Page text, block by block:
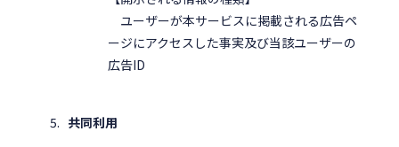
ユーザーが本サービスに掲載される広告ペ
ージにアクセスした事実及び当該ユーザーの
広告ID
共同利用